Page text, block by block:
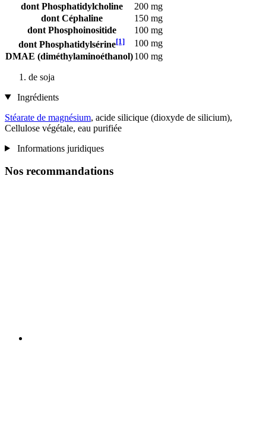
dont Phosphatidylcholine
200 mg
dont Céphaline
150 mg
dont Phosphoinositide
100 mg
dont Phosphatidylsérine[1]
100 mg
DMAE (diméthylaminoéthanol)100 mg
de soja
Ingrédients
Stéarate de magnésium, acide silicique (dioxyde de silicium),
Cellulose végétale, eau purifiée
Informations juridiques
Nos recommandations